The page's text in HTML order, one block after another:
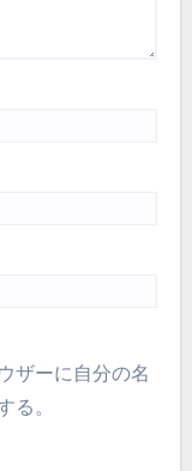
ザーに自分の名
る。